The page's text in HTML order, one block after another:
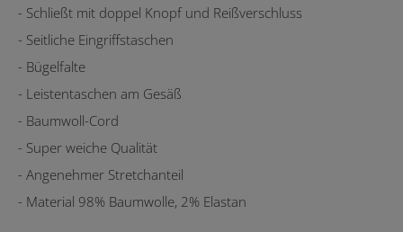
- Schließt mit doppel Knopf und Reißverschluss
- Seitliche Eingriffstaschen
- Bügelfalte
- Leistentaschen am Gesäß
- Baumwoll-Cord
- Super weiche Qualität
- Angenehmer Stretchanteil
- Material 98% Baumwolle, 2% Elastan